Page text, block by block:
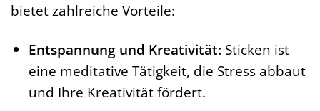
bietet zahlreiche Vorteile:
Entspannung und Kreativität: Sticken ist
eine meditative Tätigkeit, die Stress abbaut
und Ihre Kreativität fördert.